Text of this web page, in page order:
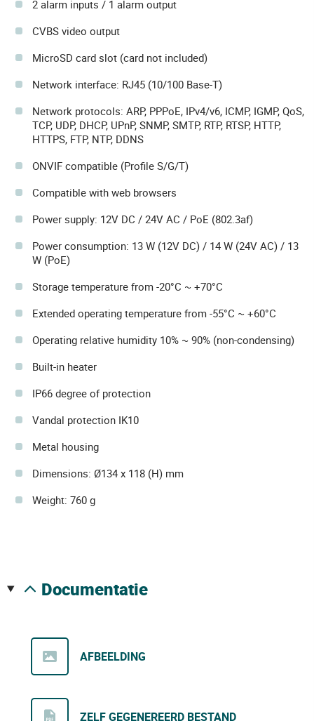
2 alarm inputs / 1 alarm output
CVBS video output
MicroSD card slot (card not included)
Network interface: RJ45 (10/100 Base-T)
Network protocols: ARP, PPPoE, IPv4/v6, ICMP, IGMP, QoS,
TCP, UDP, DHCP, UPnP, SNMP, SMTP, RTP, RTSP, HTTP,
HTTPS, FTP, NTP, DDNS
ONVIF compatible (Profile S/G/T)
Compatible with web browsers
Power supply: 12V DC / 24V AC / PoE (802.3af)
Power consumption: 13 W (12V DC) / 14 W (24V AC) / 13
W (PoE)
Storage temperature from -20°C ~ +70°C
Extended operating temperature from -55°C ~ +60°C
Operating relative humidity 10% ~ 90% (non-condensing)
Built-in heater
IP66 degree of protection
Vandal protection IK10
Metal housing
Dimensions: Ø134 x 118 (H) mm
Weight: 760 g
documentatie
AFBEELDING
ZELF GEGENEREERD BESTAND